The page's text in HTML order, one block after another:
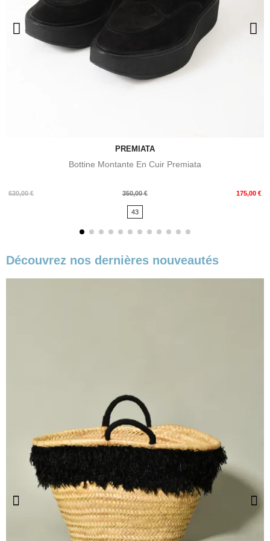
PREMIATA
Bottine Montante En Cuir Premiata
630,00 €
Prix
350,00 € 175,00 €
Prix
43
Découvrez nos dernières nouveautés